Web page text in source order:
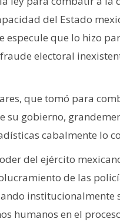
del Estado
que lo hizo
electoral
que tomó para
gobierno,
cabalmente lo
del ejército
de las
institucionalmente
humanos en el